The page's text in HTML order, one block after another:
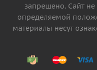
запрещено. Сайт
определяемой
материалы несут